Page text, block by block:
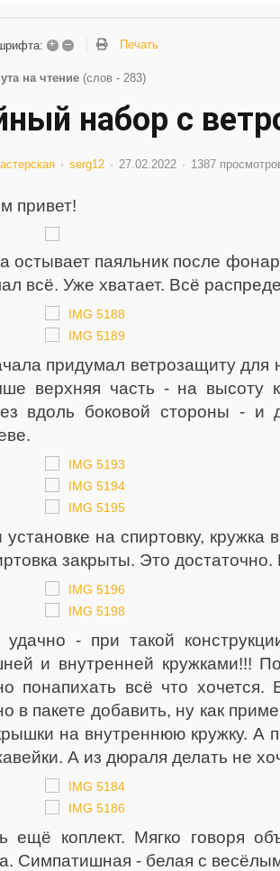
+ – Печать
на чтение (слов - 283)
набор с
serg12 27.02.2022 1387
привет!
остывает паяльник после
всё. Уже хватает. Всё
придумал ветрозащиту для
верхняя часть - на высоту
вдоль боковой стороны - и
установке на спиртовку, кружка
закрыты. Это
удачно - при такой
и внутренней кружками!!!
понапихать всё что
в пакете добавить, ну как
на внутреннюю кружку. А
А из дюраля делать не
ещё коплект. Мягко говоря
Симпатишная - белая с